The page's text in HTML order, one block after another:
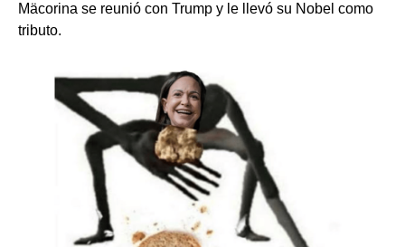
Mäcorina se reunió con Trump y le llevó su Nobel como
tributo.